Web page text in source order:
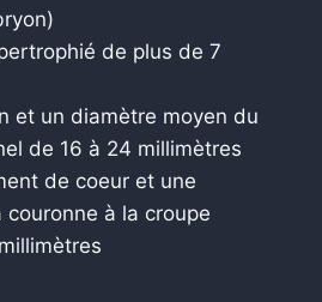
de plus de 7
et un diamètre moyen du
de 16 à 24 millimètres
de coeur et une
couronne à la croupe